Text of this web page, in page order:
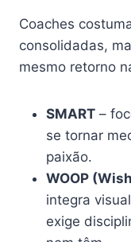
Coaches
consolidadas,
mesmo retorno
SMART –
se tornar
paixão.
WOOP
integra
exige